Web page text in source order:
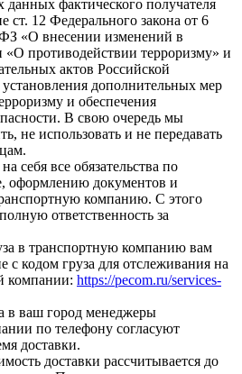
фактического получателя
ст. 12 Федерального закона от 6
«О внесении изменений в
«О противодействии терроризму» и
актов Российской
дополнительных мер
и обеспечения
В свою очередь мы
не использовать и не передавать
себя все обязательства по
оформлению документов и
компанию. С этого
ответственность за
в транспортную компанию вам
с кодом груза для отслеживания на
компании: https://pecom.ru/services-
в ваш город менеджеры
по телефону согласуют
доставки.
доставки рассчитывается до